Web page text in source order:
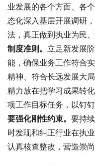
业发展的各个方面、各个
态化深入基层开展调研
法，真正做到执业为民
制度准则 。 立足新发展
能，确保业务工作符合
精神、符合长远发展大局
精力放在把学习成果转
项工作目标任务，以钉
要强化刚性约束。 要持
时发现和纠正行业在执
认真核查整改，营造崇